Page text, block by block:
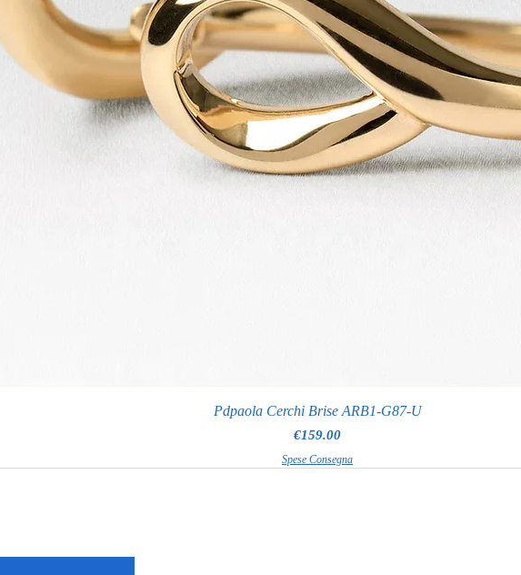
Pdpaola Cerchi Brise ARB1-G87-U
Price
€159.00
Spese Consegna